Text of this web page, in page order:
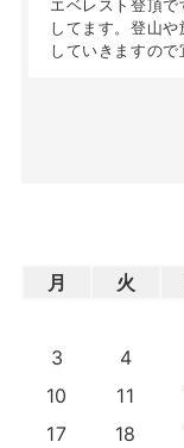
エベレスト登頂
してます。登山
していきますので
月
火
3
4
10
11
17
18